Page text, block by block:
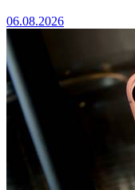
06.08.2026